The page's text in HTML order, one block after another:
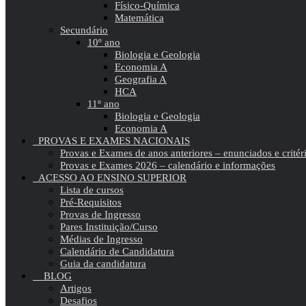
Físico-Química
Matemática
Secundário
10º ano
Biologia e Geologia
Economia A
Geografia A
HCA
11º ano
Biologia e Geologia
Economia A
PROVAS E EXAMES NACIONAIS
Provas e Exames de anos anteriores – enunciados e
Provas e Exames 2026 – calendário e informações
ACESSO AO ENSINO SUPERIOR
Lista de cursos
Pré-Requisitos
Provas de Ingresso
Pares Instituição/Curso
Médias de Ingresso
Calendário de Candidatura
Guia da candidatura
BLOG
Artigos
Desafios